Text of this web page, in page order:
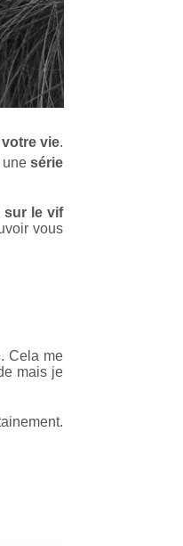
vie.
unesérie
sur le vif
vous
Cela me
mais je